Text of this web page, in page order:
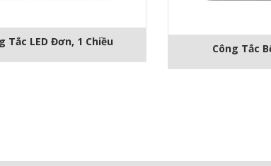
Tắc LED Đơn, 1 Chiều
Công Tắc